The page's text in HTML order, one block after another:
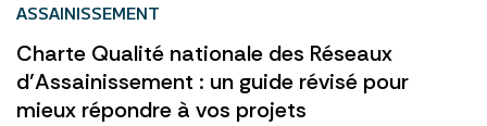
ASSAINISSEMENT
Charte Qualité nationale des Réseaux
d’Assainissement : un guide révisé pour
mieux répondre à vos projets